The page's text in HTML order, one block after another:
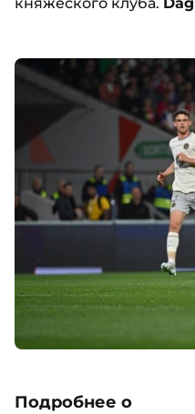
Подробнее о